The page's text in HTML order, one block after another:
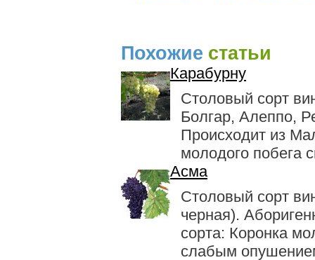
Похожие статьи
Карабурну
Столовый сорт
Болгар, Алеппо,
Происходит из
молодого побега
Асма
Столовый сорт
черная).
сорта: Коронка
слабым